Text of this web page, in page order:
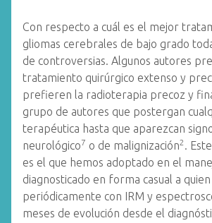
Con respecto a cuál es el mejor
gliomas cerebrales de bajo grado
de controversias. Algunos autores
tratamiento quirúrgico extenso y
prefieren la radioterapia precoz y
grupo de autores que postergan
terapéutica hasta que aparezcan
neurológico7 o de malignización2 .
es el que hemos adoptado en el
diagnosticado en forma casual a
periódicamente con IRM y
meses de evolución desde el